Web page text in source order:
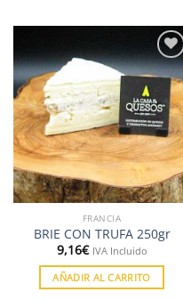
Añadir
a la
lista de
deseos
FRANCIA
BRIE CON TRUFA 250gr
9,16€ IVA Incluido
AÑADIR AL CARRITO